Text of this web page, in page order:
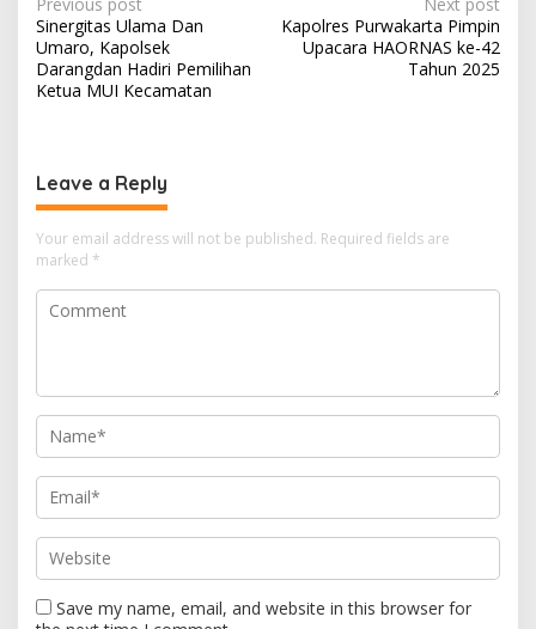
Post
navigation
Sinergitas Ulama Dan
Umaro, Kapolsek
Darangdan Hadiri Pemilihan
Ketua MUI Kecamatan
Kapolres Purwakarta Pimpin
Upacara HAORNAS ke-42
Tahun 2025
Leave a Reply
Your email address will not be published. Required fields are
marked *
Save my name, email, and website in this browser for